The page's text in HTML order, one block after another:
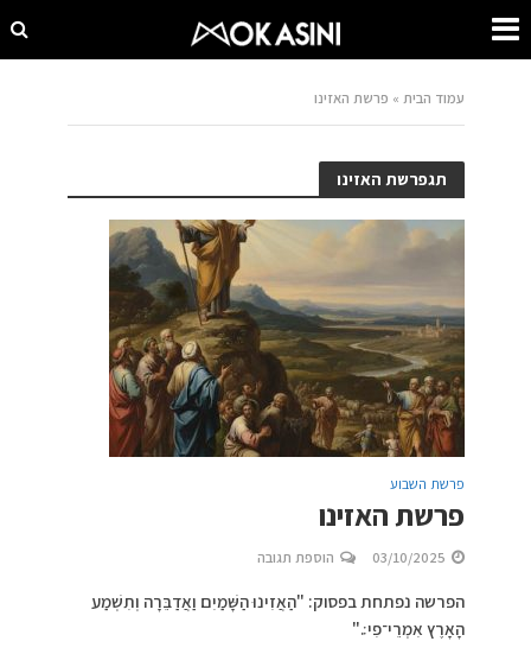
עמוד הבית » פרשת האזינו
תגפרשת האזינו
פרשת השבוע
פרשת האזינו
03/10/2025 הוספת תגובה
הפרשה נפתחת בפסוק: "הַאֲזִינוּ הַשָּׁמַיִם וַאֲדַבֵּרָה וְתִשְׁמַע
הָאָרֶץ אִמְרֵי־פִי׃."